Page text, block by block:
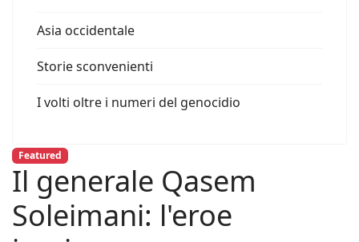
Asia occidentale
Storie sconvenienti
I volti oltre i numeri del genocidio
Featured
Il generale Qasem
Soleimani: l'eroe